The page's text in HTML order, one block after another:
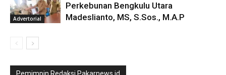
Advertorial
Perkebunan Bengkulu Utara
Madeslianto, MS, S.Sos., M.A.P